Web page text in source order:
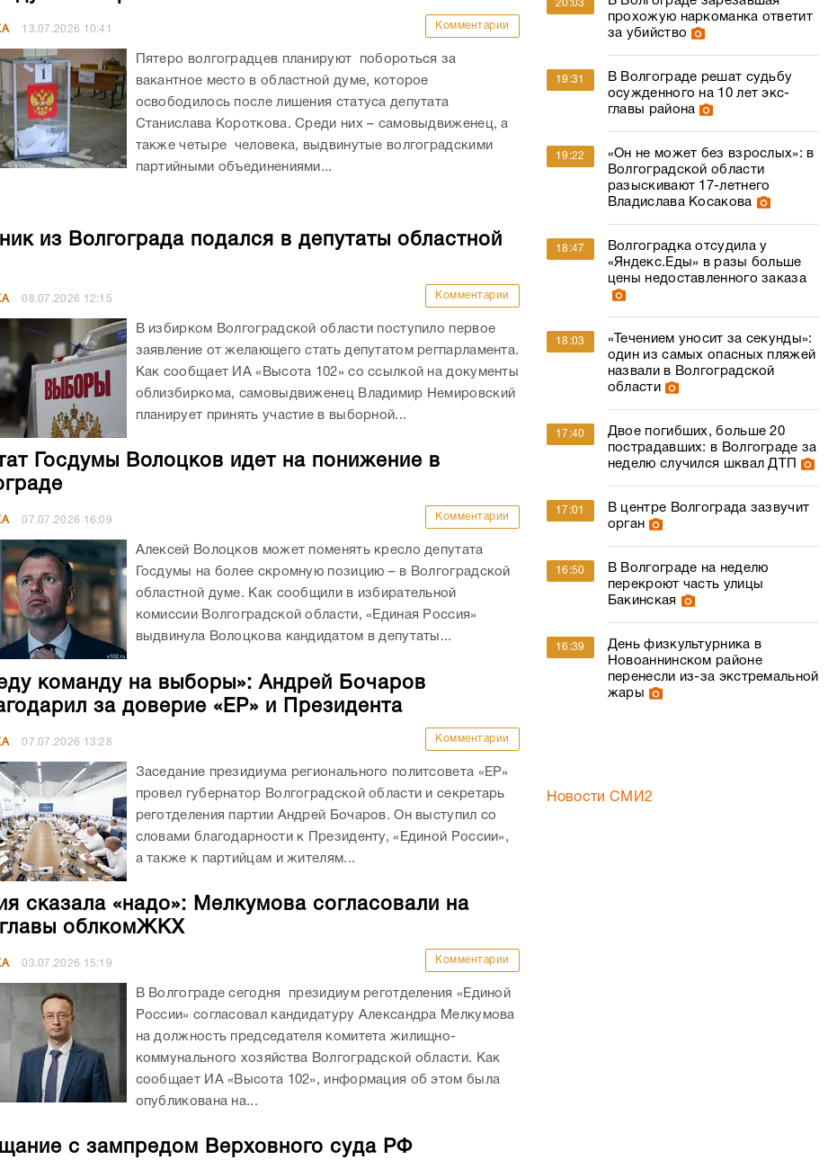
13.07.2026 10:41 Комментарии
Пятеро волгоградцев планируют побороться за
вакантное место в областной думе, которое
освободилось после лишения статуса депутата
Станислава Короткова. Среди них – самовыдвиженец, а
также четыре человека, выдвинутые волгоградскими
партийными объединениями...
из Волгограда подался в депутаты областной
08.07.2026 12:15 Комментарии
В избирком Волгоградской области поступило первое
заявление от желающего стать депутатом регпарламента.
Как сообщает ИА «Высота 102» со ссылкой на документы
облизбиркома, самовыдвиженец Владимир Немировский
планирует принять участие в выборной...
Госдумы Волоцков идет на понижение в
07.07.2026 16:09 Комментарии
Алексей Волоцков может поменять кресло депутата
Госдумы на более скромную позицию – в Волгоградской
областной думе. Как сообщили в избирательной
комиссии Волгоградской области, «Единая Россия»
выдвинула Волоцкова кандидатом в депутаты...
команду на выборы»: Андрей Бочаров
за доверие «ЕР» и Президента
07.07.2026 13:28 Комментарии
Заседание президиума регионального политсовета «ЕР»
провел губернатор Волгоградской области и секретарь
реготделения партии Андрей Бочаров. Он выступил со
словами благодарности к Президенту, «Единой России»,
а также к партийцам и жителям...
сказала «надо»: Мелкумова согласовали на
главы облкомЖКХ
03.07.2026 15:19 Комментарии
В Волгограде сегодня президиум реготделения «Единой
России» согласовал кандидатуру Александра Мелкумова
на должность председателя комитета жилищно-
коммунального хозяйства Волгоградской области. Как
сообщает ИА «Высота 102», информация об этом была
опубликована на...
с зампредом Верховного суда РФ
20:03
прохожую наркоманка ответит
за убийство
19:31
В Волгограде решат судьбу
осужденного на 10 лет экс-
главы района
19:22
«Он не может без взрослых»: в
Волгоградской области
разыскивают 17-летнего
Владислава Косакова
18:47
Волгоградка отсудила у
«Яндекс.Еды» в разы больше
цены недоставленного заказа
18:03
«Течением уносит за секунды»:
один из самых опасных пляжей
назвали в Волгоградской
области
17:40
Двое погибших, больше 20
пострадавших: в Волгограде за
неделю случился шквал ДТП
17:01
В центре Волгограда зазвучит
орган
16:50
В Волгограде на неделю
перекроют часть улицы
Бакинская
16:39
День физкультурника в
Новоаннинском районе
перенесли из-за экстремальной
жары
Новости СМИ2